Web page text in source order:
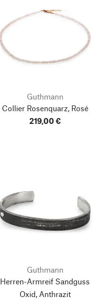
Guthmann
Collier Rosenquarz, Rosé
219,00 €
Guthmann
Herren-Armreif Sandguss
Oxid, Anthrazit